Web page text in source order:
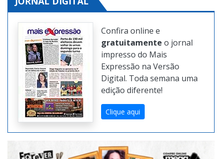
JORNAL DIGITAL
Confira online e
gratuitamenteo jornal
impresso do Mais
Expressão na Versão
Digital. Toda semana uma
edição diferente!
Clique aqui